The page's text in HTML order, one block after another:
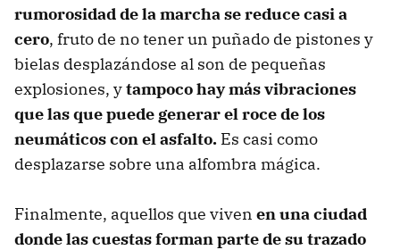
rumorosidadde la marcha se reduce casi a
cero, fruto de no tener un puñado de pistones y
bielas desplazándose al son de pequeñas
explosiones, ytampoco hay más vibraciones
que las que puede generar el roce de los
neumáticos con el asfalto. Es casi como
desplazarse sobre una alfombra mágica.
Finalmente, aquellos que viven en una ciudad
donde las cuestas forman parte de su trazado